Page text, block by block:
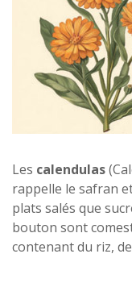
Les calendulas
rappelle le safran
plats salés que
bouton sont
contenant du riz,